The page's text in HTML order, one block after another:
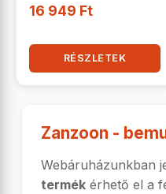
16 949 Ft
RÉSZLETEK
Zanzoon -
Webáruházunkban
termék érhető el a